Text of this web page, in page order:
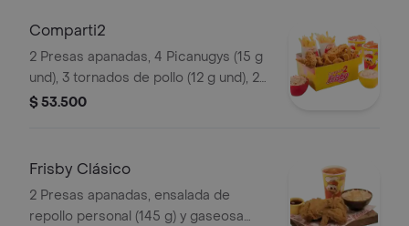
Comparti2
2 Presas apanadas, 4 Picanugys (15 g
und), 3 tornados de pollo (12 g und), 2
porciones de papas francesas
$ 53.500
Frisby Clásico
2 Presas apanadas, ensalada de
repollo personal (145 g) y gaseosa